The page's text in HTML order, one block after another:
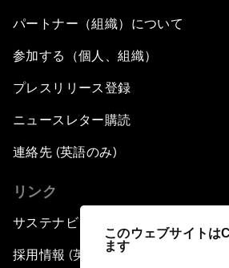
このウェブサイトは
ます
パートナー（組織）について
参加する（個人、組織）
プレスリリース登録
ニュースレター購読
連絡先 (英語のみ)
リンク
サステナビリティへの取り組み
採用情報 (英語のみ)